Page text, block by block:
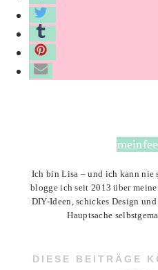
Ich bin Lisa – und ich kann nie
blogge ich seit 2013 über
DIY-Ideen, schickes Design
Hauptsache
DIESE BEITRÄGE